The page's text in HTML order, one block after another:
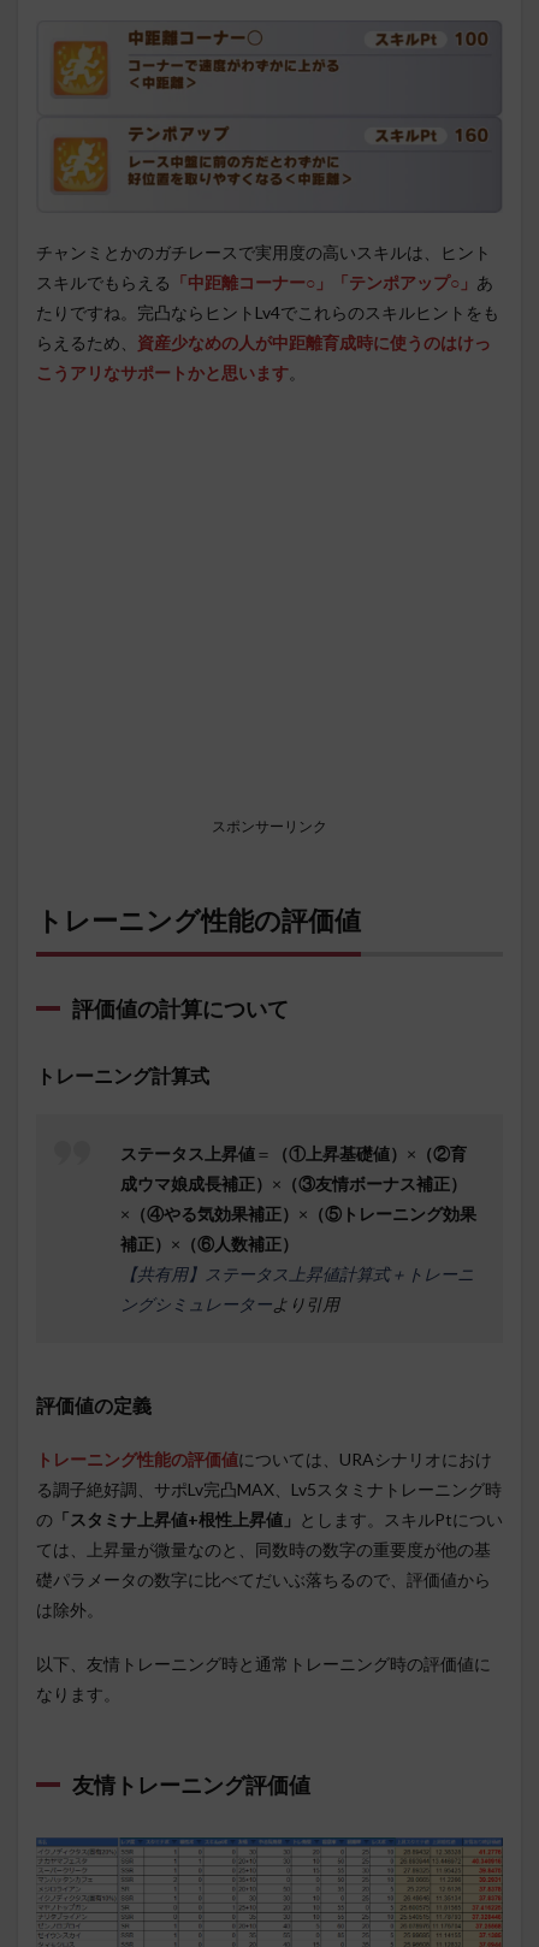
チャンミとかのガチレースで実用度の高いスキルは、ヒント
スキルでもらえる 「中距離コーナー○」「テンポアップ○」 あ
たりですね。完凸ならヒントLv4でこれらのスキルヒントをも
らえるため、 資産少なめの人が中距離育成時に使うのはけっ
こうアリなサポートかと思います。
スポンサーリンク
トレーニング性能の評価値
評価値の計算について
トレーニング計算式
ステータス上昇値＝ （①上昇基礎値） × （②育
成ウマ娘成長補正） × （③友情ボーナス補正）
× （④やる気効果補正） × （⑤トレーニング効果
補正） × （⑥人数補正）
【共有用】ステータス上昇値計算式＋トレーニ
ングシミュレーターより引用
評価値の定義
トレーニング性能の評価値については、URAシナリオにおけ
る調子絶好調、サポLv完凸MAX、Lv5スタミナトレーニング時
の 「スタミナ上昇値+根性上昇値」 とします。スキルPtについ
ては、上昇量が微量なのと、同数時の数字の重要度が他の基
礎パラメータの数字に比べてだいぶ落ちるので、評価値から
は除外。
以下、友情トレーニング時と通常トレーニング時の評価値に
なります。
友情トレーニング評価値